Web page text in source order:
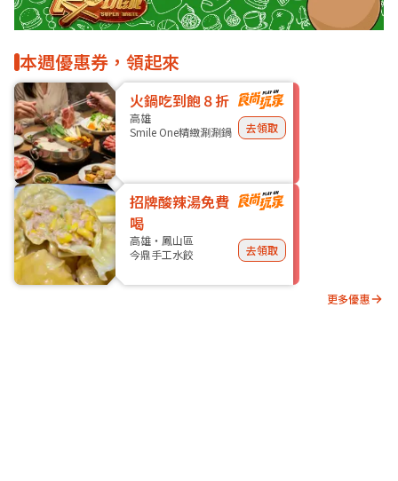
本週優惠券，領起來
火鍋吃到飽８折
高雄
Smile One精緻涮涮鍋
去領取
招牌酸辣湯免費
喝
高雄・鳳山區
今鼎手工水餃
去領取
更多優惠